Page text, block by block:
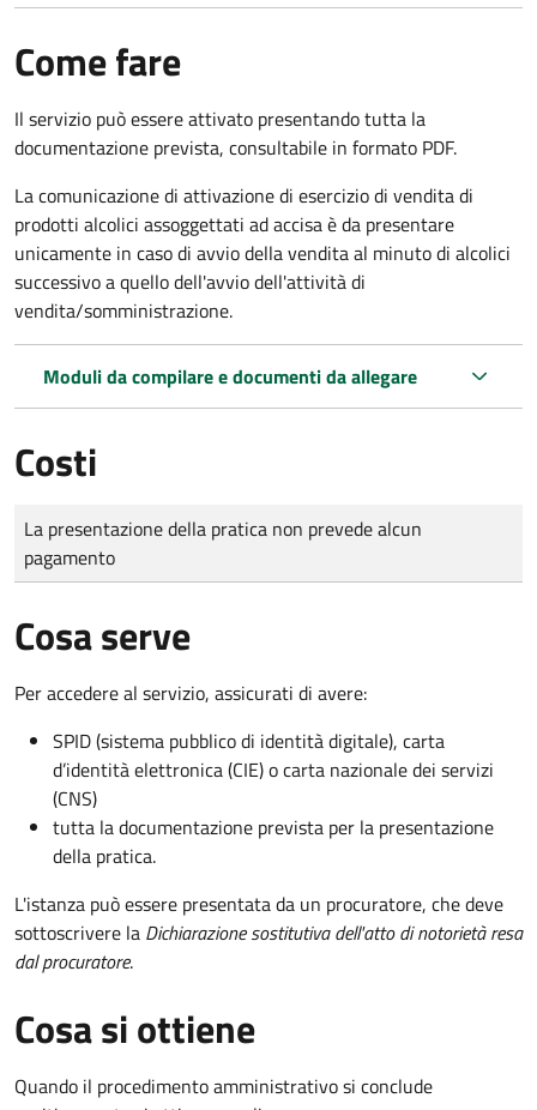
Come fare
Il servizio può essere attivato presentando tutta la
documentazione prevista, consultabile in formato PDF.
La comunicazione di attivazione di esercizio di vendita di
prodotti alcolici assoggettati ad accisa è da presentare
unicamente in caso di avvio della vendita al minuto di alcolici
successivo a quello dell'avvio dell'attività di
vendita/somministrazione.
Moduli da compilare e documenti da allegare
Costi
Tipo di pagamento
Importo
La presentazione della pratica non prevede alcun
pagamento
Cosa serve
Per accedere al servizio, assicurati di avere:
SPID (sistema pubblico di identità digitale), carta
d’identità elettronica (CIE) o carta nazionale dei servizi
(CNS)
tutta la documentazione prevista per la presentazione
della pratica.
L'istanza può essere presentata da un procuratore, che deve
sottoscrivere la Dichiarazione sostitutiva dell'atto di notorietà resa
dal procuratore.
Cosa si ottiene
Quando il procedimento amministrativo si conclude